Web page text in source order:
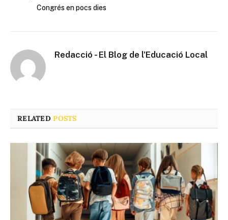
Congrés en pocs dies
Redacció - El Blog de l'Educació Local
RELATEDPOSTS